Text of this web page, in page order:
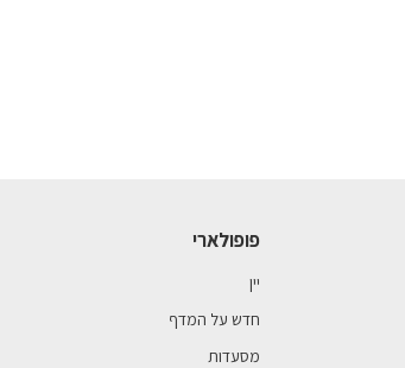
פופולארי
יין
חדש על המדף
מסעדות